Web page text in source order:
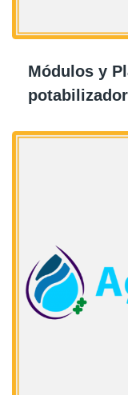
Módulos y